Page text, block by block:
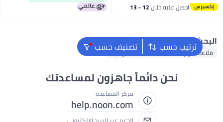
احصل عليه خلال 12 - 13
ترتيب حسب تصنيف حسب الشائع
سرير مطاطية بطانية كهربائية
نحن دائماً جاهزون لمساعدتك
مركز المساعدة
help.noon.com